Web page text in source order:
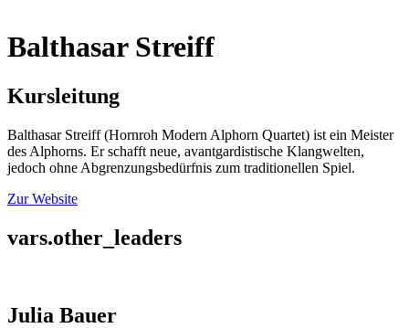
Balthasar Streiff
Kursleitung
Balthasar Streiff (Hornroh Modern Alphorn Quartet) ist ein Meister
des Alphorns. Er schafft neue, avantgardistische Klangwelten,
jedoch ohne Abgrenzungsbedürfnis zum traditionellen Spiel.
Zur Website
vars.other_leaders
Julia Bauer